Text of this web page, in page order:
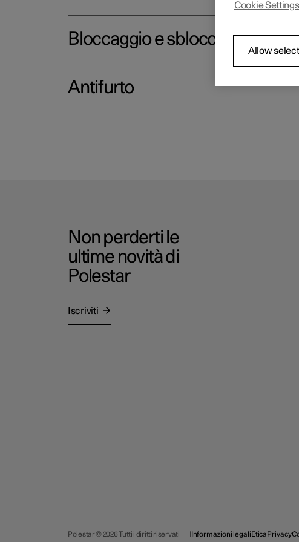
Bloccaggio e sbloccaggio
Antifurto
Non perderti le
ultime novità di
Polestar
Iscriviti
Polestar © 2026 Tutti i diritti riservati Informazioni legaliEticaPrivacy
Cookie Settings
Allow